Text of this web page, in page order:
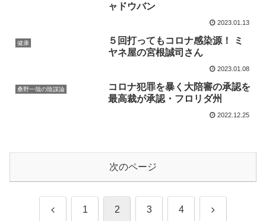
ャドウバン
2023.01.13
健康
５回打ってもコロナ感染源！ ミ
ヤネ屋の宮根誠司さん
2023.01.08
桑野一哉の陰謀論
コロナ犯罪を暴く大陪審の承認を
最高裁が承認・フロリダ州
2022.12.25
次のページ
前 1 2 3 4 次